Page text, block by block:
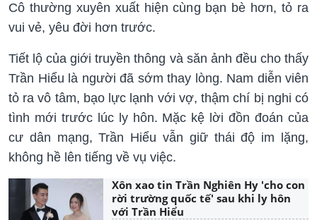
Cô thường xuyên xuất hiện cùng bạn bè hơn, tỏ ra
vui vẻ, yêu đời hơn trước.
Tiết lộ của giới truyền thông và săn ảnh đều cho thấy
Trần Hiểu là người đã sớm thay lòng. Nam diễn viên
tỏ ra vô tâm, bạo lực lạnh với vợ, thậm chí bị nghi có
tình mới trước lúc ly hôn. Mặc kệ lời đồn đoán của
cư dân mạng, Trần Hiểu vẫn giữ thái độ im lặng,
không hề lên tiếng về vụ việc.
Xôn xao tin Trần Nghiên Hy 'cho con
rời trường quốc tế' sau khi ly hôn
với Trần Hiểu